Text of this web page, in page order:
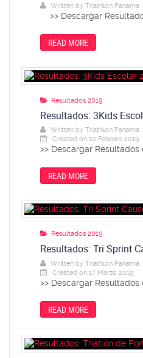
Written by Triathlon Panama
>> Descargar
READ MORE
Resultados 2019
Resultados: 3Kids
Written by Triathlon Panama
Created on 10 Febrero 2019
>> Descargar Resultados
READ MORE
Resultados 2019
Resultados: Tri Sprint
Written by Triathlon Panama
Created on 17 Marzo 2019
>> Descargar Resultados
READ MORE